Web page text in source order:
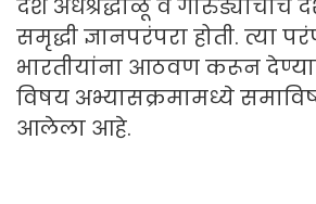
देश अंधश्रद्धाळू व गारुड्यांचाच
समृद्धी ज्ञानपरंपरा होती. त्या
भारतीयांना आठवण करून
विषय अभ्यासक्रमामध्ये
आलेला आहे.